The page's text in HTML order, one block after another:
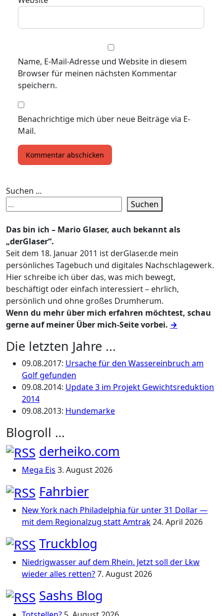
Name, E-Mail-Adresse und Website in diesem
Browser für meinen nächsten Kommentar
speichern.
Benachrichtige mich über neue Beiträge via E-
Mail.
Suchen ...
Suchen
Das bin ich – Mario Glaser, auch bekannt als
„derGlaser“.
Seit dem 18. Januar 2011 ist derGlaser.de mein
persönliches Tagebuch und digitales Nachschlagewerk.
Hier schreibe ich über das, was mich bewegt,
beschäftigt oder einfach interessiert – ehrlich,
persönlich und ohne großes Drumherum.
Wenn du mehr über mich erfahren möchtest, schau
gerne auf meiner Über mich-Seite vorbei. →
Die letzten Jahre ...
09.08.2017: Ursache für den Wassereinbruch am
Golf gefunden
09.08.2014: Update 3 im Projekt Gewichtsreduktion
2014
09.08.2013: Hundemarke
Blogroll …
derheiko.com
Mega Eis 3. August 2026
Fahrbier
New York nach Philadelphia für unter 31 Dollar —
mit dem Regionalzug statt Amtrak24. April 2026
Truckblog
Niedrigwasser auf dem Rhein. Jetzt soll der Lkw
wieder alles retten?7. August 2026
Sashs Blog